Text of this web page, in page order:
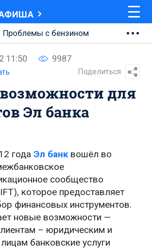
Проблемы с бензином
площади
шоссе
11:50 9987
Поделиться
для
Эл банка
года Эл банквошёл во
сообщество
которое предоставляет
финансовых инструментов.
новые возможности —
– юридическим и
банковские услуги